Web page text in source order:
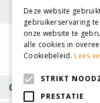
15.000 m2
OPENINGSTIJDEN
Deze website
gebruikerservaring
onze website te
alle cookies in
Cookiebeleid.Lees
STRIKT
PRESTATIE